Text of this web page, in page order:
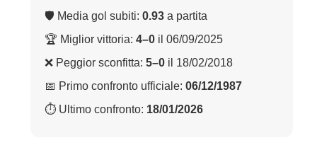
🛡 Media gol subiti: 0.93 a partita
🏆 Miglior vittoria: 4–0 il 06/09/2025
❌ Peggior sconfitta: 5–0 il 18/02/2018
📅 Primo confronto ufficiale: 06/12/1987
⏱ Ultimo confronto: 18/01/2026